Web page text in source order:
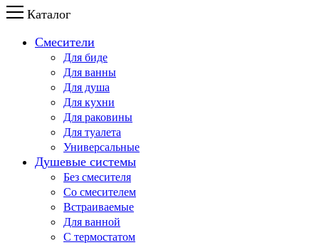
Каталог
Смесители
Для биде
Для ванны
Для душа
Для кухни
Для раковины
Для туалета
Универсальные
Душевые системы
Без смесителя
Со смесителем
Встраиваемые
Для ванной
С термостатом